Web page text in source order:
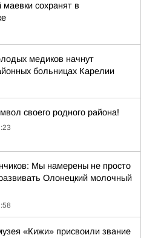
сохранят в
медиков начнут
больницах Карелии
своего родного района!
Мы намерены не просто
Олонецкий молочный
«Кижи» присвоили звание